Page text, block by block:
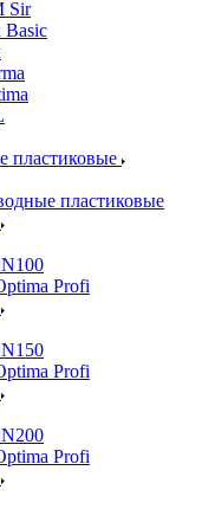
Sir
Basic
пластиковые
пластиковые
Profi
Profi
Profi